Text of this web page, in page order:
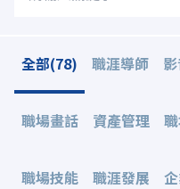
全部(78) 職涯導師
職場畫話 資產管理
職場技能 職涯發展